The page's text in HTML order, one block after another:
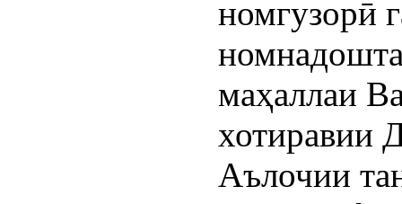
номгузорӣ
маҳаллаи
хотиравии
Аълочии